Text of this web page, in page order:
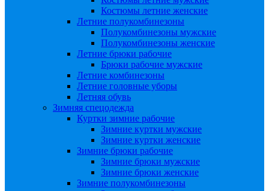
Костюмы летние женские
Летние полукомбинезоны
Полукомбинезоны мужские
Полукомбинезоны женские
Летние брюки рабочие
Брюки рабочие мужские
Летние комбинезоны
Летние головные уборы
Летняя обувь
Зимняя спецодежда
Куртки зимние рабочие
Зимние куртки мужские
Зимние куртки женские
Зимние брюки рабочие
Зимние брюки мужские
Зимние брюки женские
Зимние полукомбинезоны